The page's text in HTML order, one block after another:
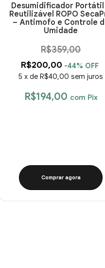
Desumidificador Portátil
Reutilizável ROPO
– Antimofo e Controle
Umidade
R$200,00 -44% OFF
R$359,00
R$194,00 com Pix
5 xdeR$40,00 sem juros
Comprar agora